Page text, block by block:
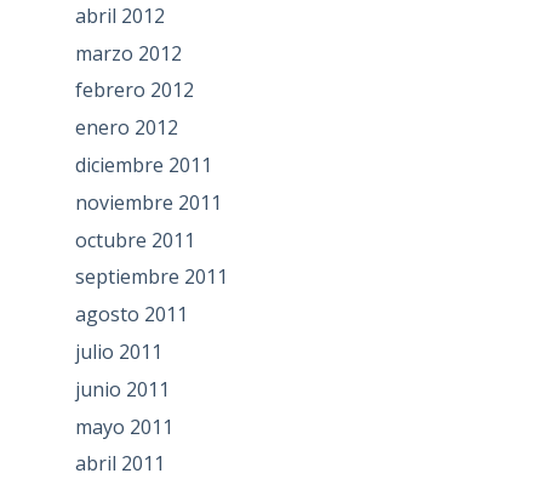
abril 2012
marzo 2012
febrero 2012
enero 2012
diciembre 2011
noviembre 2011
octubre 2011
septiembre 2011
agosto 2011
julio 2011
junio 2011
mayo 2011
abril 2011